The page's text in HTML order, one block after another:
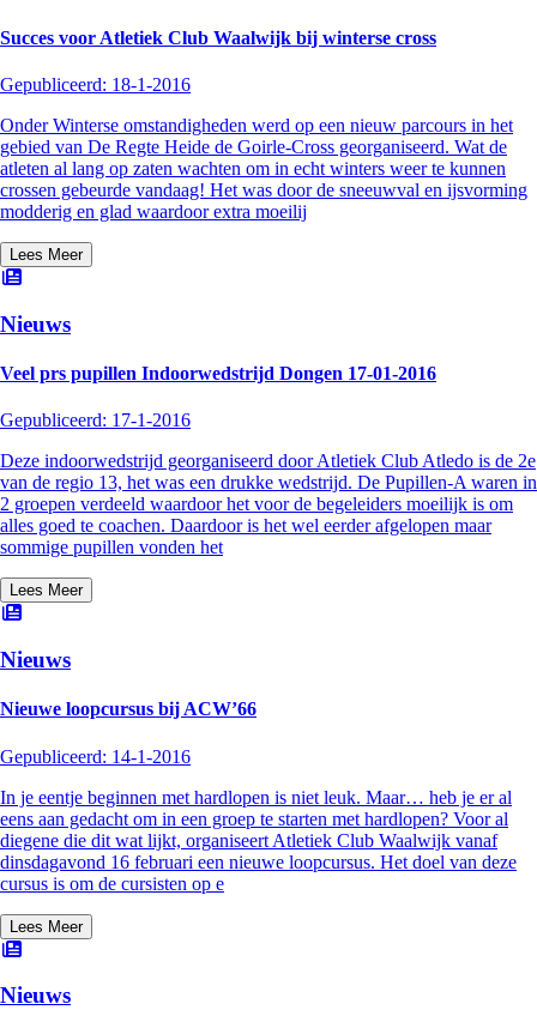
Succes voor Atletiek Club Waalwijk bij winterse cross
Gepubliceerd: 18-1-2016
Onder Winterse omstandigheden werd op een nieuw parcours in het
gebied van De Regte Heide de Goirle-Cross georganiseerd. Wat de
atleten al lang op zaten wachten om in echt winters weer te kunnen
crossen gebeurde vandaag! Het was door de sneeuwval en ijsvorming
modderig en glad waardoor extra moeilij
Lees Meer
Nieuws
Veel prs pupillen Indoorwedstrijd Dongen 17-01-2016
Gepubliceerd: 17-1-2016
Deze indoorwedstrijd georganiseerd door Atletiek Club Atledo is de 2e
van de regio 13, het was een drukke wedstrijd. De Pupillen-A waren in
2 groepen verdeeld waardoor het voor de begeleiders moeilijk is om
alles goed te coachen. Daardoor is het wel eerder afgelopen maar
sommige pupillen vonden het
Lees Meer
Nieuws
Nieuwe loopcursus bij ACW’66
Gepubliceerd: 14-1-2016
In je eentje beginnen met hardlopen is niet leuk. Maar… heb je er al
eens aan gedacht om in een groep te starten met hardlopen? Voor al
diegene die dit wat lijkt, organiseert Atletiek Club Waalwijk vanaf
dinsdagavond 16 februari een nieuwe loopcursus. Het doel van deze
cursus is om de cursisten op e
Lees Meer
Nieuws